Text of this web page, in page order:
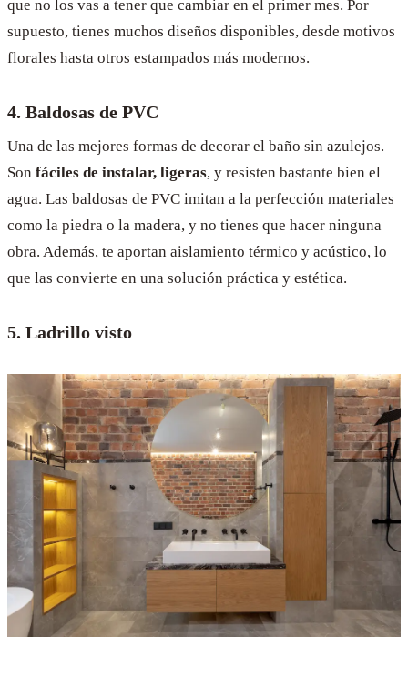
que no los vas a tener que cambiar en el primer mes. Por
supuesto, tienes muchos diseños disponibles, desde motivos
florales hasta otros estampados más modernos.
4. Baldosas de PVC
Una de las mejores formas de decorar el baño sin azulejos.
Son fáciles de instalar, ligeras, y resisten bastante bien el
agua. Las baldosas de PVC imitan a la perfección materiales
como la piedra o la madera, y no tienes que hacer ninguna
obra. Además, te aportan aislamiento térmico y acústico, lo
que las convierte en una solución práctica y estética.
5. Ladrillo visto